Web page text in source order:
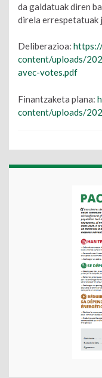
da galdatuak diren
direla errespetatuak
Deliberazioa:
content/uploads/
avec-votes.pdf
Finantzaketa plana:
content/uploads/